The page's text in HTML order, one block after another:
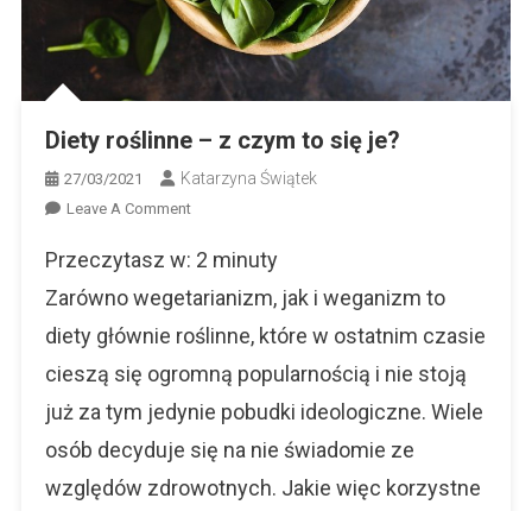
Diety roślinne – z czym to się je?
27/03/2021 Katarzyna Świątek
Leave A CommentOn
Roślinne
–
Czym
To
Je?
Przeczytasz w: 2 minuty
Zarówno wegetarianizm, jak i weganizm to
diety głównie roślinne, które w ostatnim czasie
cieszą się ogromną popularnością i nie stoją
już za tym jedynie pobudki ideologiczne. Wiele
osób decyduje się na nie świadomie ze
względów zdrowotnych. Jakie więc korzystne